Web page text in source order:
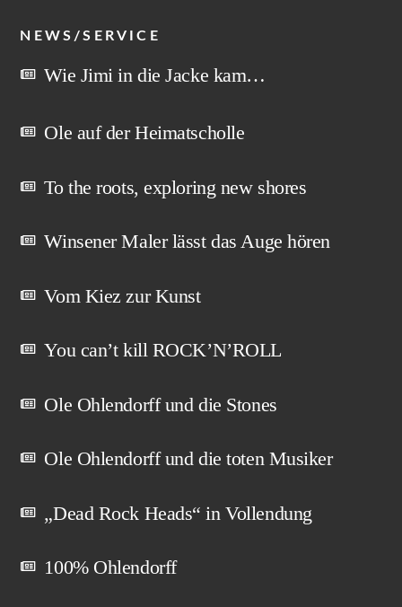
NEWS/SERVICE
Wie Jimi in die Jacke kam…
Ole auf der Heimatscholle
To the roots, exploring new shores
Winsener Maler lässt das Auge hören
Vom Kiez zur Kunst
You can’t kill ROCK’N’ROLL
Ole Ohlendorff und die Stones
Ole Ohlendorff und die toten Musiker
„Dead Rock Heads“ in Vollendung
100% Ohlendorff